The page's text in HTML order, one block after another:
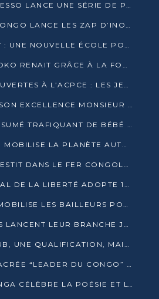
DENIS SASSOU-N’GUESSO LANCE UNE SÉRIE DE PROJETS DANS LE KOUILOU
AGRICULTURE : LE CONGO LANCE LES ZAP D’INONI ET YONO
BE GREEN ACADEMY : UNE NOUVELLE ÉCOLE POUR LES MÉTIERS DE L’ÉCOLOGIE À POINTE-NOIRE
L’ÉCOLE PIERRE NZOKO RENAIT GRÂCE À LA FONDATION MUCODEC
JOURNÉE PORTES OUVERTES À L’ACPCE : LES JEUNES EN IMMERSION DANS L’ENTREPRISE
LETTRE OUVERTE A SON EXCELLENCE MONSIEUR DENIS SASSOU NGUESSO, PRESIDENT DE LAREPUBLIQUE DU CONGO
MADINGOU : UN PRÉSUMÉ TRAFIQUANT DE BÉBÉ CHIMPANZÉ FIXÉ SUR SON SORT LE 20 NOVEMBRE
À BELÉM, LE CONGO MOBILISE LA PLANÈTE AUTOUR DU FONDS BLEU POUR LE BASSIN DU CONGO
ULSAN HOLDING INVESTIT DANS LE FER CONGOLAIS
LE CONGRÈS MONDIAL DE LA LIBERTÉ ADOPTE 14 RÉSOLUTIONS HISTORIQUES
COP30 : LA BDEAC MOBILISE LES BAILLEURS POUR LE FONDS BLEU DU BASSIN DU CONGO
LES SOUVERAINISTES LANCENT LEUR BRANCHE JEUNE À BRAZZAVILLE
L’AS OTOHO, UN CLUB, UNE QUALIFICATION, MAIS ENCORE DES DOUTES
L’ONG BUTTERFLY SACRÉE “LEADER DU CONGO” AU PRIX D’EXCELLENCE 2025
STIVEN MAGE MAKANGA CÉLÈBRE LA POÉSIE ET L’HUMAIN AVEC SON RECUEIL “HECTARE”